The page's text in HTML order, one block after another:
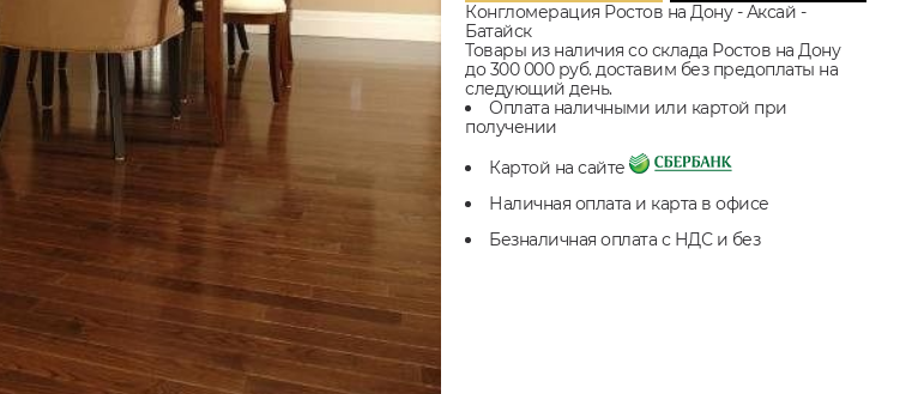
Конгломерация Ростов на Дону - Аксай -
Батайск
Товары из наличия со склада Ростов на Дону
до 300 000 руб. доставим без предоплаты на
следующий день.
Оплата наличными или картой при
получении
Картой на сайте
Наличная оплата и карта в офисе
Безналичная оплата с НДС и без